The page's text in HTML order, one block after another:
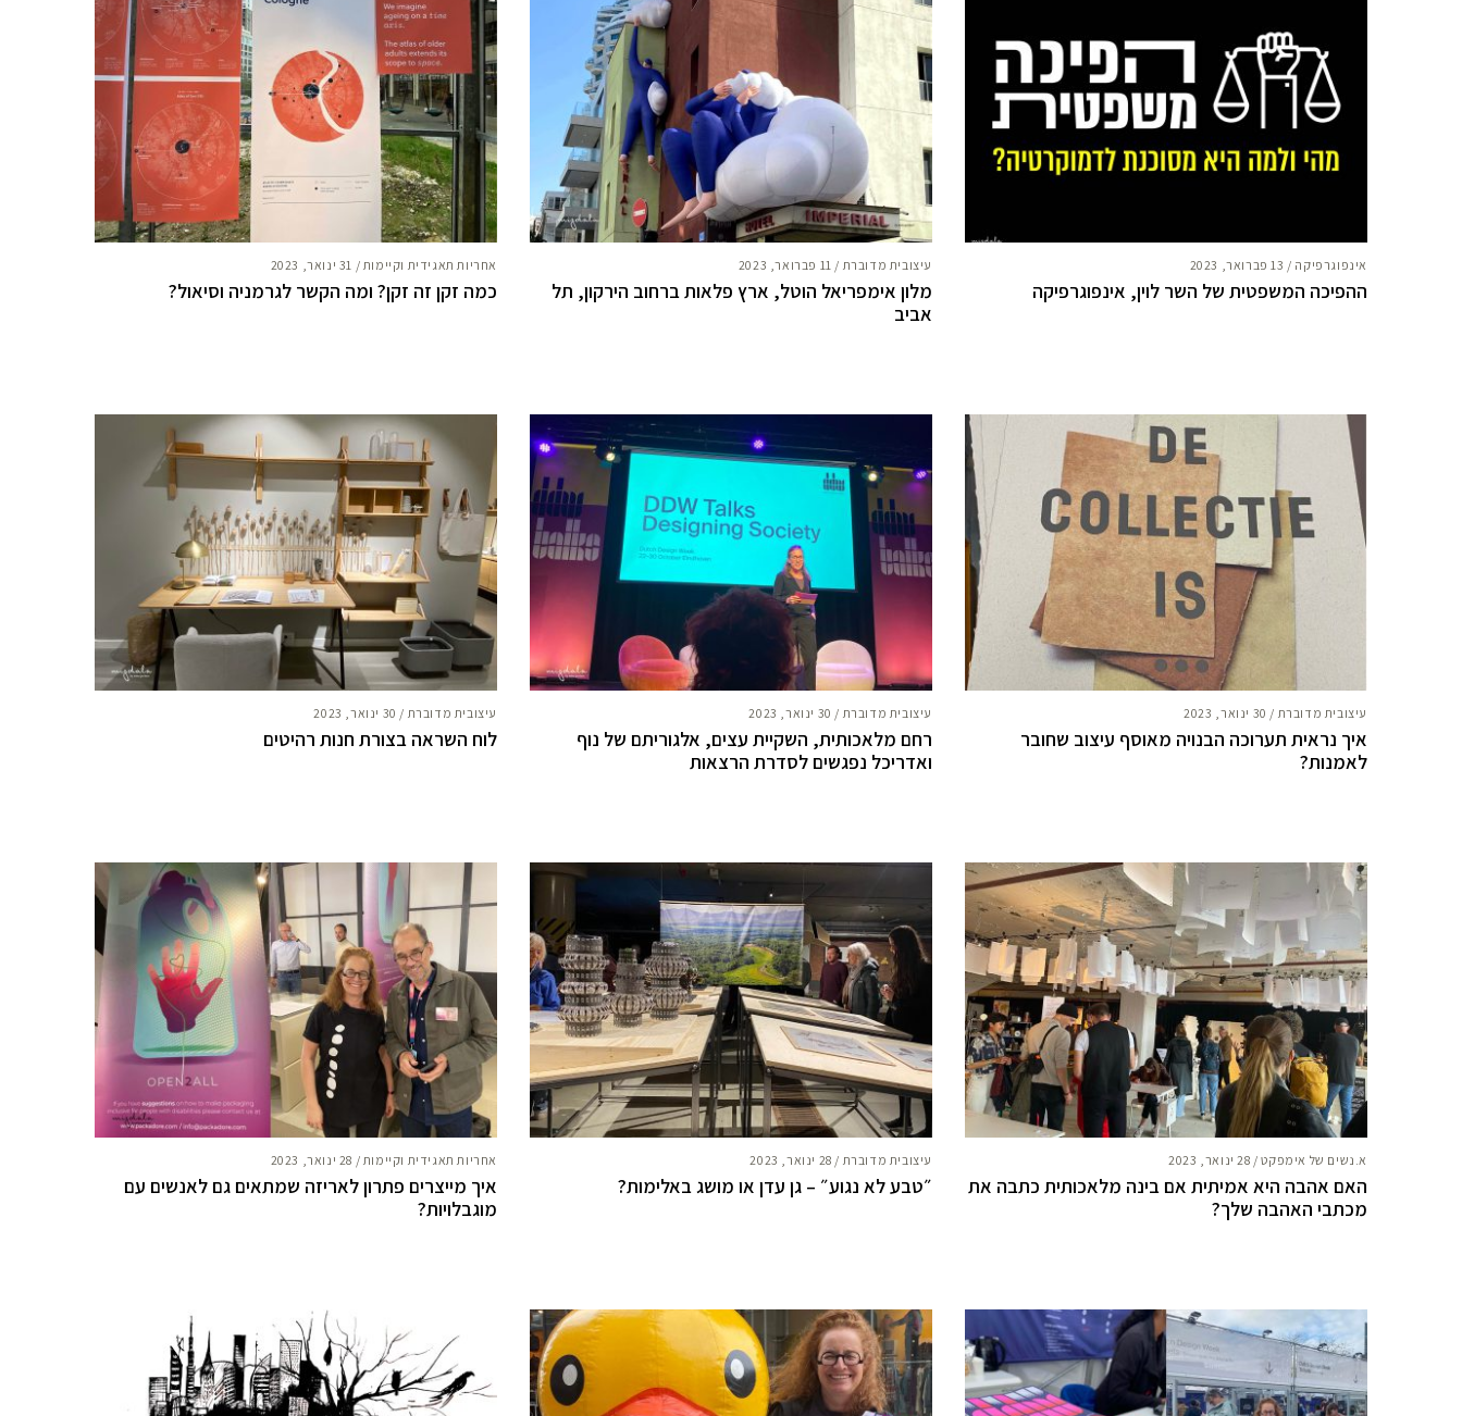
אינפוגרפיקה / 13 פברואר, 2023
ההפיכה המשפטית של השר לוין, אינפוגרפיקה
עיצובית מדוברת / 11 פברואר, 2023
מלון אימפריאל הוטל, ארץ פלאות ברחוב הירקון, תל
אביב
אחריות תאגידית וקיימות / 31 ינואר, 2023
כמה זקן זה זקן? ומה הקשר לגרמניה וסיאול?
עיצובית מדוברת / 30 ינואר, 2023
איך נראית תערוכה הבנויה מאוסף עיצוב שחובר
לאמנות?
עיצובית מדוברת / 30 ינואר, 2023
רחם מלאכותית, השקיית עצים, אלגוריתם של נוף
ואדריכל נפגשים לסדרת הרצאות
עיצובית מדוברת / 30 ינואר, 2023
לוח השראה בצורת חנות רהיטים
א.נשים של אימפקט/ 28 ינואר, 2023
האם אהבה היא אמיתית אם בינה מלאכותית כתבה את
מכתבי האהבה שלך?
עיצובית מדוברת / 28 ינואר, 2023
״טבע לא נגוע״ – גן עדן או מושג באלימות?
אחריות תאגידית וקיימות / 28 ינואר, 2023
איך מייצרים פתרון לאריזה שמתאים גם לאנשים עם
מוגבלויות?